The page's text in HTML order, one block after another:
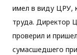
имел в виду ЦРУ,
труда. Директор
проверил и
сумасшедшего